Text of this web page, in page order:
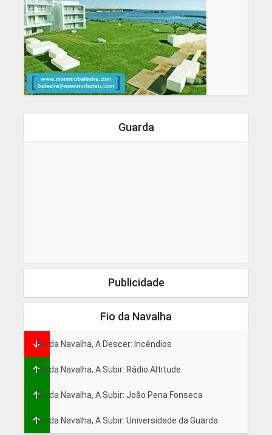
Guarda
Publicidade
Fio da Navalha
Fio da Navalha, A Descer: Incêndios
Fio da Navalha, A Subir: Rádio Altitude
Fio da Navalha, A Subir: João Pena Fonseca
Fio da Navalha, A Subir: Universidade da Guarda